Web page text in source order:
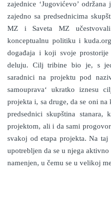
zajednice ‘Jugovićevo’
zajedno sa predsednicima
MZ i Saveta MZ
konceptualnu politiku i
događaja i koji svoje
deluju. Cilj tribine bio je, s
saradnici na projektu pod
samouprava‘ ukratko iznesu
projekta i, sa druge, da se oni
predsednici skupština stanara,
projektom, ali i da sami
svakoj od etapa projekta. Na
upotrebljen da se u njega
namenjen, u čemu se u velikoj